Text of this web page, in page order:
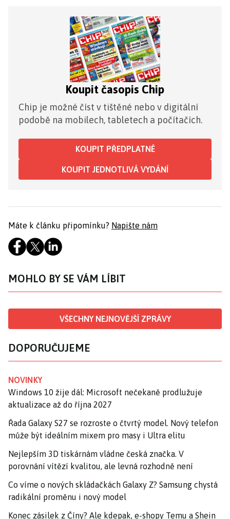
Koupit časopis Chip
Chip je možné číst v tištěné nebo v digitální
podobě na mobilech, tabletech a počítačích.
KOUPIT PŘEDPLATNÉ
KOUPIT JEDNOTLIVÁ VYDÁNÍ
Máte k článku připomínku? Napište nám
MOHLO BY SE VÁM LÍBIT
VŠECHNY NEJNOVĚJŠÍ ZPRÁVY
DOPORUČUJEME
NOVINKY
Windows 10 žije dál: Microsoft nečekaně prodlužuje
aktualizace až do října 2027
Řada Galaxy S27 se rozroste o čtvrtý model. Nový telefon
může být ideálním mixem pro masy i Ultra elitu
Nejlepším 3D tiskárnám vládne česká značka. V
porovnání vítězí kvalitou, ale levná rozhodně není
Co víme o nových skládačkách Galaxy Z? Samsung chystá
radikální proměnu i nový model
Konec zásilek z Číny? Ale kdepak, e-shopy Temu a Shein